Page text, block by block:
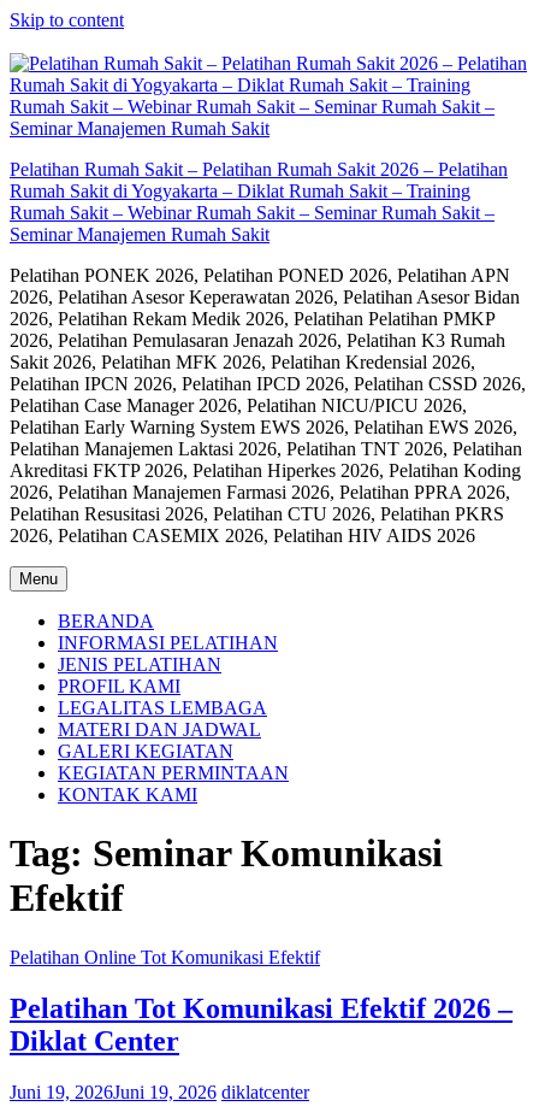
Skip to content
Pelatihan Rumah Sakit – Pelatihan Rumah Sakit 2026 – Pelatihan
Rumah Sakit di Yogyakarta – Diklat Rumah Sakit – Training
Rumah Sakit – Webinar Rumah Sakit – Seminar Rumah Sakit –
Seminar Manajemen Rumah Sakit
Pelatihan PONEK 2026, Pelatihan PONED 2026, Pelatihan APN
2026, Pelatihan Asesor Keperawatan 2026, Pelatihan Asesor Bidan
2026, Pelatihan Rekam Medik 2026, Pelatihan Pelatihan PMKP
2026, Pelatihan Pemulasaran Jenazah 2026, Pelatihan K3 Rumah
Sakit 2026, Pelatihan MFK 2026, Pelatihan Kredensial 2026,
Pelatihan IPCN 2026, Pelatihan IPCD 2026, Pelatihan CSSD 2026,
Pelatihan Case Manager 2026, Pelatihan NICU/PICU 2026,
Pelatihan Early Warning System EWS 2026, Pelatihan EWS 2026,
Pelatihan Manajemen Laktasi 2026, Pelatihan TNT 2026, Pelatihan
Akreditasi FKTP 2026, Pelatihan Hiperkes 2026, Pelatihan Koding
2026, Pelatihan Manajemen Farmasi 2026, Pelatihan PPRA 2026,
Pelatihan Resusitasi 2026, Pelatihan CTU 2026, Pelatihan PKRS
2026, Pelatihan CASEMIX 2026, Pelatihan HIV AIDS 2026
Menu
BERANDA
INFORMASI PELATIHAN
JENIS PELATIHAN
PROFIL KAMI
LEGALITAS LEMBAGA
MATERI DAN JADWAL
GALERI KEGIATAN
KEGIATAN PERMINTAAN
KONTAK KAMI
Tag: Seminar Komunikasi
Efektif
Pelatihan Online Tot Komunikasi Efektif
Pelatihan Tot Komunikasi Efektif 2026 –
Diklat Center
Juni 19, 2026Juni 19, 2026 diklatcenter